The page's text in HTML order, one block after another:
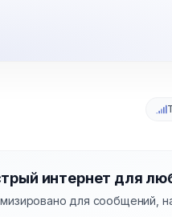
интернет для
для сообщений,